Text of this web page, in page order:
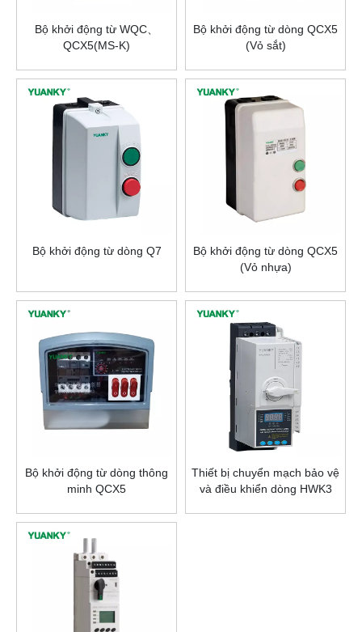
Bộ khởi động từ WQC、
QCX5(MS-K)
Bộ khởi động từ dòng QCX5
(Vỏ sắt)
Bộ khởi động từ dòng Q7
Bộ khởi động từ dòng QCX5
(Vỏ nhựa)
Bộ khởi động từ dòng thông
minh QCX5
Thiết bị chuyển mạch bảo vệ
và điều khiển dòng HWK3